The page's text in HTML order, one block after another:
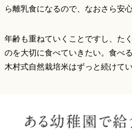
ら離乳食になるので、なおさら安心
年齢も重ねていくことですし、た
のを大切に食べていきたい。食べ
木村式自然栽培米はずっと続けて